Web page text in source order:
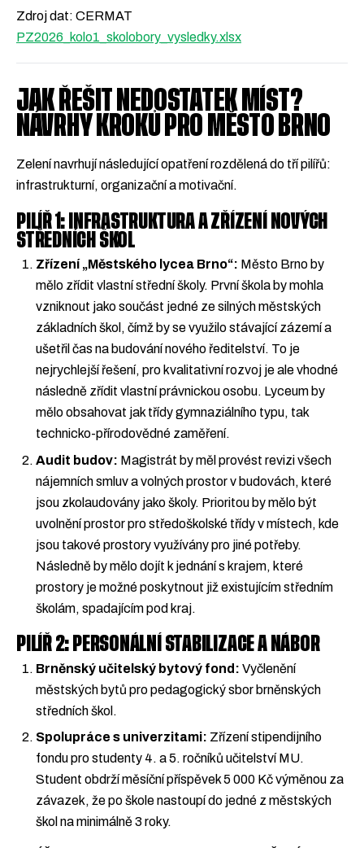
Zdroj dat: CERMAT
PZ2026_kolo1_skolobory_vysledky.xlsx
JAK ŘEŠIT NEDOSTATEK MÍST?
NÁVRHY KROKŮ PRO MĚSTO BRNO
Zelení navrhují následující opatření rozdělená do tří pilířů:
infrastrukturní, organizační a motivační.
PILÍŘ 1: INFRASTRUKTURA A ZŘÍZENÍ NOVÝCH
STŘEDNÍCH ŠKOL
Zřízení „Městského lycea Brno“: Město Brno by
mělo zřídit vlastní střední školy. První škola by mohla
vzniknout jako součást jedné ze silných městských
základních škol, čímž by se využilo stávající zázemí a
ušetřil čas na budování nového ředitelství. To je
nejrychlejší řešení, pro kvalitativní rozvoj je ale vhodné
následně zřídit vlastní právnickou osobu. Lyceum by
mělo obsahovat jak třídy gymnaziálního typu, tak
technicko-přírodovědné zaměření.
Audit budov: Magistrát by měl provést revizi všech
nájemních smluv a volných prostor v budovách, které
jsou zkolaudovány jako školy. Prioritou by mělo být
uvolnění prostor pro středoškolské třídy v místech, kde
jsou takové prostory využívány pro jiné potřeby.
Následně by mělo dojít k jednání s krajem, které
prostory je možné poskytnout již existujícím středním
školám, spadajícím pod kraj.
PILÍŘ 2: PERSONÁLNÍ STABILIZACE A NÁBOR
Brněnský učitelský bytový fond: Vyčlenění
městských bytů pro pedagogický sbor brněnských
středních škol.
Spolupráce s univerzitami: Zřízení stipendijního
fondu pro studenty 4. a 5. ročníků učitelství MU.
Student obdrží měsíční příspěvek 5 000 Kč výměnou za
závazek, že po škole nastoupí do jedné z městských
škol na minimálně 3 roky.